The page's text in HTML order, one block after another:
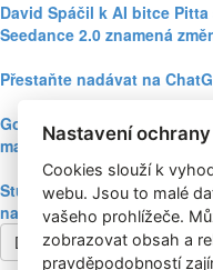
David Spáčil k AI bitce
Seedance 2.0 znamená
Přestaňte nadávat na
Google Nano Banana
marketing mezi genAI
Studie: Využívání
nakupování prudce roste
Další článek
Nastavení
Cookies slouží k
webu. Jsou to malé
vašeho prohlížeče.
zobrazovat obsah a
pravděpodobností